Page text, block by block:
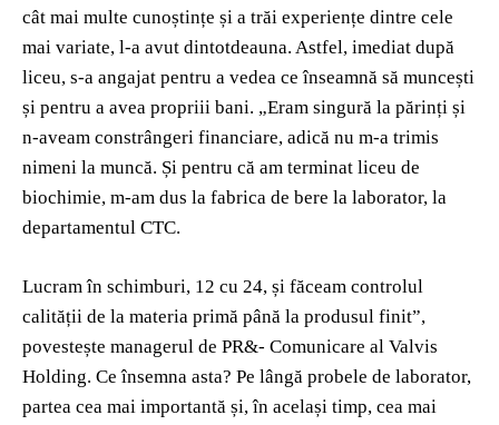
cât mai multe cunoștințe și a trăi experiențe dintre cele
mai variate, l-a avut dintotdeauna. Astfel, imediat după
liceu, s-a angajat pentru a vedea ce înseamnă să muncești
și pentru a avea propriii bani. „Eram singură la părinți și
n-aveam constrângeri financiare, adică nu m-a trimis
nimeni la muncă. Și pentru că am terminat liceu de
biochimie, m-am dus la fabrica de bere la laborator, la
departamentul CTC.
Lucram în schimburi, 12 cu 24, și făceam controlul
calității de la materia primă până la produsul finit”,
povestește managerul de PR&- Comunicare al Valvis
Holding. Ce însemna asta? Pe lângă probele de laborator,
partea cea mai importantă și, în același timp, cea mai